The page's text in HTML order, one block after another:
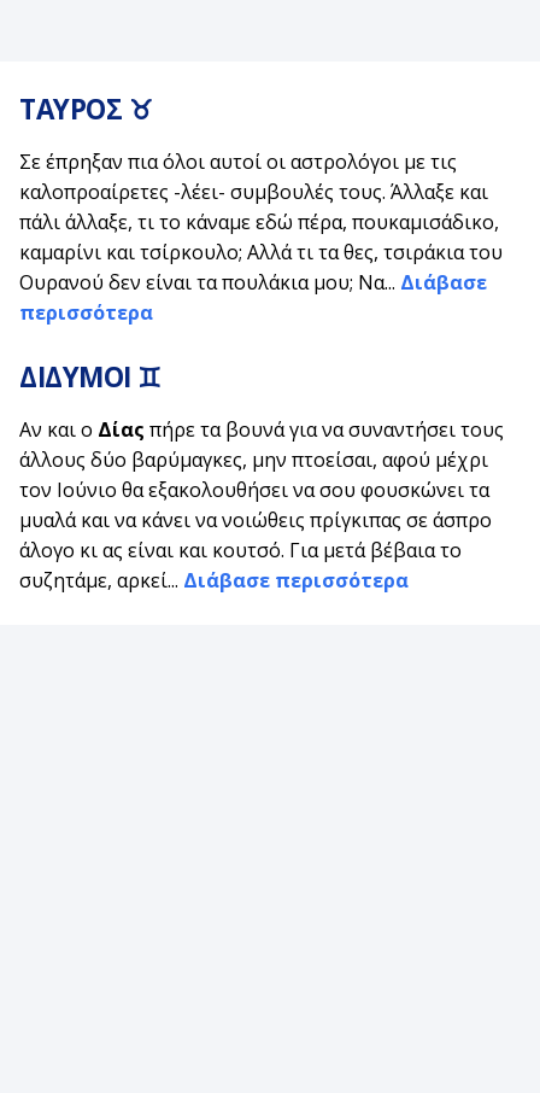
ΤΑΥΡΟΣ ♉
Σε έπρηξαν πια όλοι αυτοί οι αστρολόγοι με τις
καλοπροαίρετες -λέει- συμβουλές τους. Άλλαξε και
πάλι άλλαξε, τι το κάναμε εδώ πέρα, πουκαμισάδικο,
καμαρίνι και τσίρκουλο; Αλλά τι τα θες, τσιράκια του
Ουρανού δεν είναι τα πουλάκια μου; Να... Διάβασε
περισσότερα
ΔΙΔΥΜΟΙ ♊
Αν και ο Δίας πήρε τα βουνά για να συναντήσει τους
άλλους δύο βαρύμαγκες, μην πτοείσαι, αφού μέχρι
τον Ιούνιο θα εξακολουθήσει να σου φουσκώνει τα
μυαλά και να κάνει να νοιώθεις πρίγκιπας σε άσπρο
άλογο κι ας είναι και κουτσό. Για μετά βέβαια το
συζητάμε, αρκεί... Διάβασε περισσότερα